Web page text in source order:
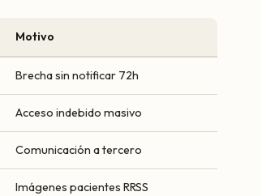
Motivo
Brecha sin notificar 72h
Acceso indebido masivo
Comunicación a tercero
Imágenes pacientes RRSS